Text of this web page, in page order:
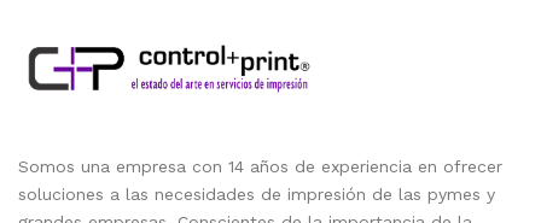
Somos una empresa con 14 años de experiencia en ofrecer
soluciones a las necesidades de impresión de las pymes y